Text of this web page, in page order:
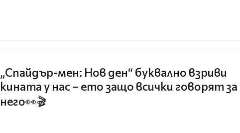
„Спайдър-мен: Нов ден“ буквално взриви
кината у нас – ето защо всички говорят за
него👀🎬